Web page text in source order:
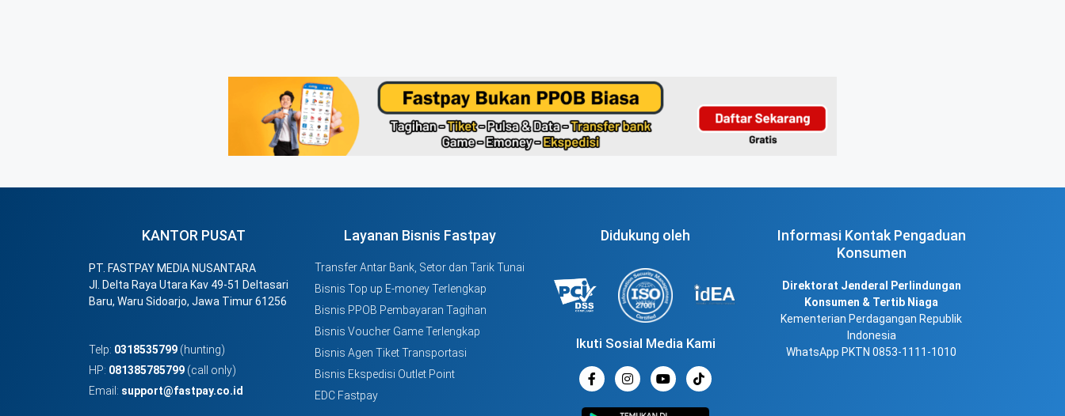
KANTOR PUSAT
PT. FASTPAY MEDIA NUSANTARA
Jl. Delta Raya Utara Kav 49-51 Deltasari
Baru, Waru Sidoarjo, Jawa Timur 61256
Telp: 0318535799 (hunting)
HP: 081385785799 (call only)
Email: support@fastpay.co.id
Layanan Bisnis Fastpay
Transfer Antar Bank, Setor dan Tarik Tunai
Bisnis Top up E-money Terlengkap
Bisnis PPOB Pembayaran Tagihan
Bisnis Voucher Game Terlengkap
Bisnis Agen Tiket Transportasi
Bisnis Ekspedisi Outlet Point
EDC Fastpay
Didukung oleh
Ikuti Sosial Media Kami
Informasi Kontak Pengaduan
Konsumen
Direktorat Jenderal Perlindungan
Konsumen & Tertib Niaga
Kementerian Perdagangan Republik
Indonesia
WhatsApp PKTN 0853-1111-1010